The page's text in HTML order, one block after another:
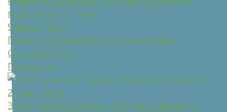
9 июня, 2025
График работы детского отделения
Семейной кли...
Подробнее
26 мая, 2025
Электронный сервис «Личный Кабинет»